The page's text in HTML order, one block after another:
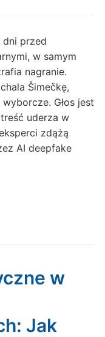
dni przed
w samym
nagranie.
Šimečkę,
Głos jest
uderza w
zdążą
AI deepfake
w
Jak